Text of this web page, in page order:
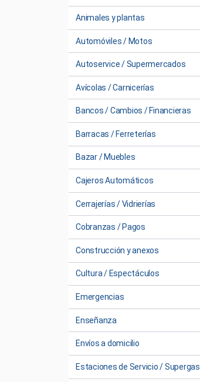
Animales y plantas
Automóviles / Motos
Autoservice / Supermercados
Avícolas / Carnicerías
Bancos / Cambios / Financieras
Barracas / Ferreterías
Bazar / Muebles
Cajeros Automáticos
Cerrajerías / Vidrierías
Cobranzas / Pagos
Construcción y anexos
Cultura / Espectáculos
Emergencias
Enseñanza
Envíos a domicilio
Estaciones de Servicio / Supergas